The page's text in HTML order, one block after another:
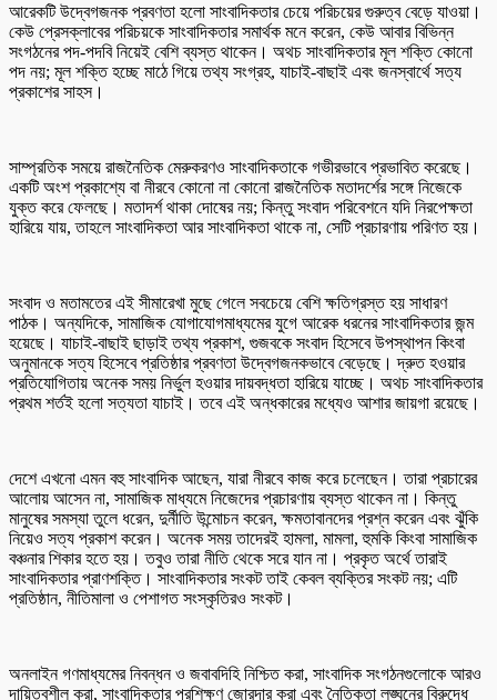
আরেকটি উদ্বেগজনক প্রবণতা হলো সাংবাদিকতার চেয়ে পরিচয়ের গুরুত্ব বেড়ে যাওয়া।
কেউ প্রেসক্লাবের পরিচয়কে সাংবাদিকতার সমার্থক মনে করেন, কেউ আবার বিভিন্ন
সংগঠনের পদ-পদবি নিয়েই বেশি ব্যস্ত থাকেন। অথচ সাংবাদিকতার মূল শক্তি কোনো
পদ নয়; মূল শক্তি হচ্ছে মাঠে গিয়ে তথ্য সংগ্রহ, যাচাই-বাছাই এবং জনস্বার্থে সত্য
প্রকাশের সাহস।
সাম্প্রতিক সময়ে রাজনৈতিক মেরুকরণও সাংবাদিকতাকে গভীরভাবে প্রভাবিত করেছে।
একটি অংশ প্রকাশ্যে বা নীরবে কোনো না কোনো রাজনৈতিক মতাদর্শের সঙ্গে নিজেকে
যুক্ত করে ফেলছে। মতাদর্শ থাকা দোষের নয়; কিন্তু সংবাদ পরিবেশনে যদি নিরপেক্ষতা
হারিয়ে যায়, তাহলে সাংবাদিকতা আর সাংবাদিকতা থাকে না, সেটি প্রচারণায় পরিণত হয়।
সংবাদ ও মতামতের এই সীমারেখা মুছে গেলে সবচেয়ে বেশি ক্ষতিগ্রস্ত হয় সাধারণ
পাঠক। অন্যদিকে, সামাজিক যোগাযোগমাধ্যমের যুগে আরেক ধরনের সাংবাদিকতার জন্ম
হয়েছে। যাচাই-বাছাই ছাড়াই তথ্য প্রকাশ, গুজবকে সংবাদ হিসেবে উপস্থাপন কিংবা
অনুমানকে সত্য হিসেবে প্রতিষ্ঠার প্রবণতা উদ্বেগজনকভাবে বেড়েছে। দ্রুত হওয়ার
প্রতিযোগিতায় অনেক সময় নির্ভুল হওয়ার দায়বদ্ধতা হারিয়ে যাচ্ছে। অথচ সাংবাদিকতার
প্রথম শর্তই হলো সত্যতা যাচাই। তবে এই অন্ধকারের মধ্যেও আশার জায়গা রয়েছে।
দেশে এখনো এমন বহু সাংবাদিক আছেন, যারা নীরবে কাজ করে চলেছেন। তারা প্রচারের
আলোয় আসেন না, সামাজিক মাধ্যমে নিজেদের প্রচারণায় ব্যস্ত থাকেন না। কিন্তু
মানুষের সমস্যা তুলে ধরেন, দুর্নীতি উন্মোচন করেন, ক্ষমতাবানদের প্রশ্ন করেন এবং ঝুঁকি
নিয়েও সত্য প্রকাশ করেন। অনেক সময় তাদেরই হামলা, মামলা, হুমকি কিংবা সামাজিক
বঞ্চনার শিকার হতে হয়। তবুও তারা নীতি থেকে সরে যান না। প্রকৃত অর্থে তারাই
সাংবাদিকতার প্রাণশক্তি। সাংবাদিকতার সংকট তাই কেবল ব্যক্তির সংকট নয়; এটি
প্রতিষ্ঠান, নীতিমালা ও পেশাগত সংস্কৃতিরও সংকট।
অনলাইন গণমাধ্যমের নিবন্ধন ও জবাবদিহি নিশ্চিত করা, সাংবাদিক সংগঠনগুলোকে আরও
দায়িত্বশীল করা, সাংবাদিকতার প্রশিক্ষণ জোরদার করা এবং নৈতিকতা লঙ্ঘনের বিরুদ্ধে